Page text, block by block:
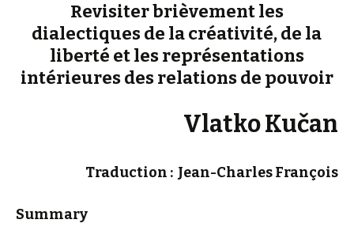
Revisiter brièvement les
dialectiques de la créativité, de la
liberté et les représentations
intérieures des relations de pouvoir
Vlatko Kučan
Traduction : Jean-Charles François
Summary